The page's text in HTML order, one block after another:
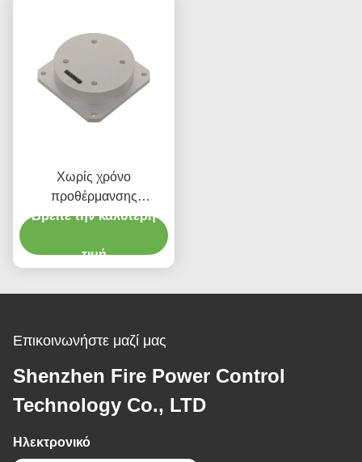
Χωρίς χρόνο
προθέρμανσης
Γυροσκόπιο οπτικής ινών
200g Τρόπος εξόδου RS-
Βρείτε την καλύτερη
τιμή
Επικοινωνήστε μαζί μας
Shenzhen Fire Power Control
Technology Co., LTD
Ηλεκτρονικό